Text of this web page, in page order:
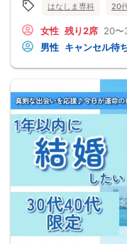
はなしま専科 20
女性 残り2席 20〜
男性 キャンセル待